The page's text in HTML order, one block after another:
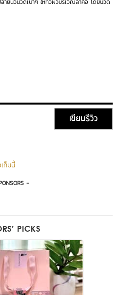
ายนิ้วนวดเบาๆ ให้ทั่วผิวบริเวณลำคอ โดยนวด
เขียนรีวิว
ท็มนี้
-
PICKS